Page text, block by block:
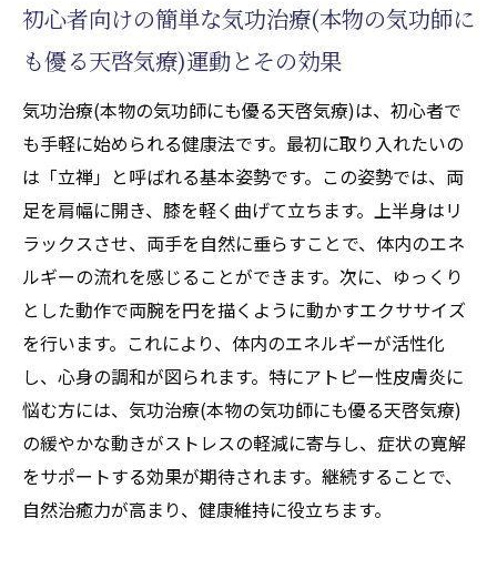
天啓気療)の呼吸法
天啓気功治療や療法で活性化するチャクラ
の理解と気功治療(本物の気功師にも優る天
啓気療)の関連性
天啓気功治療や療法で活性化する各チャク
ラに対応する呼吸法の紹介
気功治療(本物の気功師にも優る天啓気療)を
通じたエネルギーセンターの活性化
天啓気功治療や療法で活性化するチャクラ
バランスを整えるための気功治療(本物の気
功師にも優る天啓気療)の効果
天啓気功治療や療法で活性化するチャクラ
ヒーリングと気功治療(本物の気功師にも優
る天啓気療)の統合的アプローチ
個々の天啓気功治療や療法で活性化するチ
初心者向けの簡単な気功治療(本物の気功師に
も優る天啓気療)運動とその効果
気功治療(本物の気功師にも優る天啓気療)は、初心者で
も手軽に始められる健康法です。最初に取り入れたいの
は「立禅」と呼ばれる基本姿勢です。この姿勢では、両
足を肩幅に開き、膝を軽く曲げて立ちます。上半身はリ
ラックスさせ、両手を自然に垂らすことで、体内のエネ
ルギーの流れを感じることができます。次に、ゆっくり
とした動作で両腕を円を描くように動かすエクササイズ
を行います。これにより、体内のエネルギーが活性化
し、心身の調和が図られます。特にアトピー性皮膚炎に
悩む方には、気功治療(本物の気功師にも優る天啓気療)
の緩やかな動きがストレスの軽減に寄与し、症状の寛解
をサポートする効果が期待されます。継続することで、
自然治癒力が高まり、健康維持に役立ちます。